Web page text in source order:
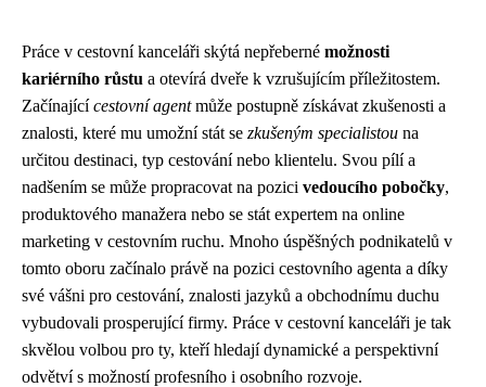
Práce v cestovní kanceláři skýtá nepřeberné možnosti
kariérního růstu a otevírá dveře k vzrušujícím příležitostem.
Začínajícícestovní agentmůže postupně získávat zkušenosti a
znalosti, které mu umožní stát se zkušeným specialistou na
určitou destinaci, typ cestování nebo klientelu. Svou pílí a
nadšením se může propracovat na pozici vedoucího pobočky,
produktového manažera nebo se stát expertem na online
marketing v cestovním ruchu. Mnoho úspěšných podnikatelů v
tomto oboru začínalo právě na pozici cestovního agenta a díky
své vášni pro cestování, znalosti jazyků a obchodnímu duchu
vybudovali prosperující firmy. Práce v cestovní kanceláři je tak
skvělou volbou pro ty, kteří hledají dynamické a perspektivní
odvětví s možností profesního i osobního rozvoje.